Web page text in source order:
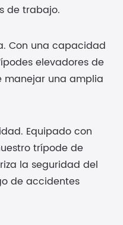
de trabajo.
Con una capacidad
elevadores de
manejar una amplia
Equipado con
trípode de
la seguridad del
de accidentes